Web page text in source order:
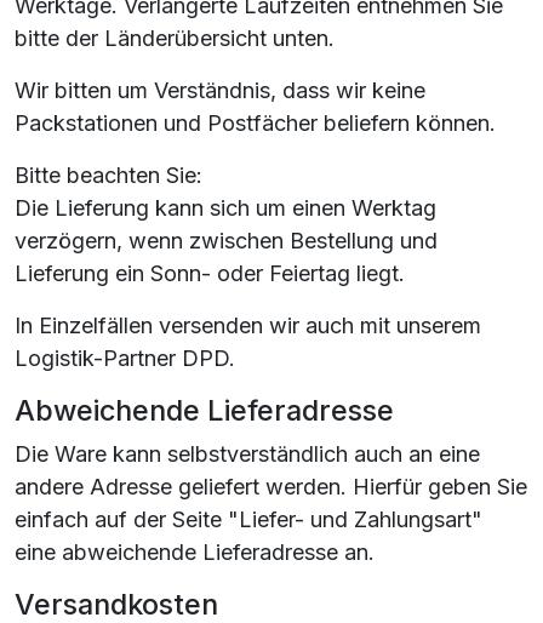
Werktage. Verlängerte Laufzeiten entnehmen Sie
bitte der Länderübersicht unten.
Wir bitten um Verständnis, dass wir keine
Packstationen und Postfächer beliefern können.
Bitte beachten Sie:
Die Lieferung kann sich um einen Werktag
verzögern, wenn zwischen Bestellung und
Lieferung ein Sonn- oder Feiertag liegt.
In Einzelfällen versenden wir auch mit unserem
Logistik-Partner DPD.
Abweichende Lieferadresse
Die Ware kann selbstverständlich auch an eine
andere Adresse geliefert werden. Hierfür geben Sie
einfach auf der Seite "Liefer- und Zahlungsart"
eine abweichende Lieferadresse an.
Versandkosten